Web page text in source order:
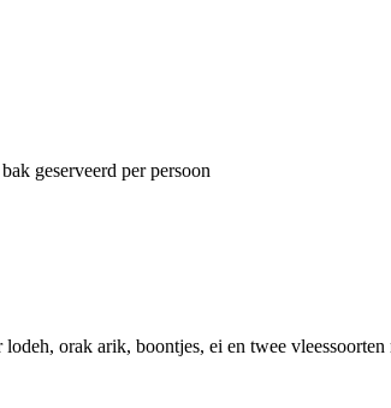
geserveerd per persoon
orak arik, boontjes, ei en twee vleessoorten